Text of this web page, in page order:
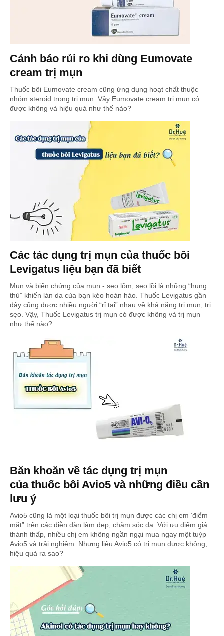
Cảnh báo rủi ro khi dùng Eumovate
cream trị mụn
Thuốc bôi Eumovate cream cũng ứng dụng hoạt chất thuộc
nhóm steroid trong trị mụn. Vậy Eumovate cream trị mụn có
được không và hiệu quả như thế nào?
Các tác dụng trị mụn của thuốc bôi
Levigatus liệu bạn đã biết
Mụn và biến chứng của mụn - sẹo lõm, sẹo lồi là những “hung
thủ” khiến làn da của bạn kéo hoàn hảo. Thuốc Levigatus gần
đây cũng được nhiều người “rỉ tai” nhau về khả năng trị mụn, trị
sẹo. Vậy, Thuốc Levigatus trị mụn có được không và trị mụn
như thế nào?
Băn khoăn về tác dụng trị mụn
của thuốc bôi Avio5 và những điều cần
lưu ý
Avio5 cũng là một loại thuốc bôi trị mụn được các chị em ‘điểm
mặt” trên các diễn đàn làm đẹp, chăm sóc da. Với ưu điểm giá
thành thấp, nhiều chị em không ngần ngại mua ngay một tuýp
Avio5 và trải nghiệm. Nhưng liệu Avio5 có trị mụn được không,
hiệu quả ra sao?